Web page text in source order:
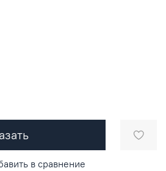
в сравнение